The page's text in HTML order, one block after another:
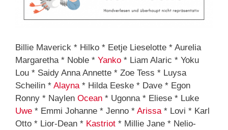
Billie Maverick * Hilko * Eetje Lieselotte * Aurelia
Margaretha * Noble * Yanko * Liam Alaric * Yoku
Lou * Saidy Anna Annette * Zoe Tess * Luysa
Scheilin * Alayna * Hilda Eeske * Dave * Egon
Ronny * Naylen Ocean * Ugonna * Eliese * Luke
Uwe * Emmi Johanne * Jenno * Arissa * Lovi * Karl
Otto * Lior-Dean * Kastriot * Millie Jane * Nelio-